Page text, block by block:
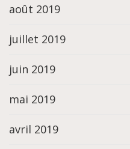
août 2019
juillet 2019
juin 2019
mai 2019
avril 2019